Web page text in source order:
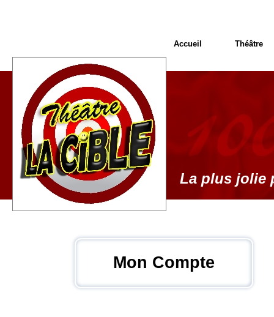
Mon Compte
La plus jolie
Accueil Théâtre